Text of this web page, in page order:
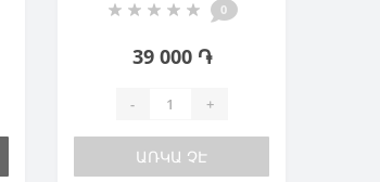
0
39 000 ֏
- +
ԱՌԿԱ ՉԷ